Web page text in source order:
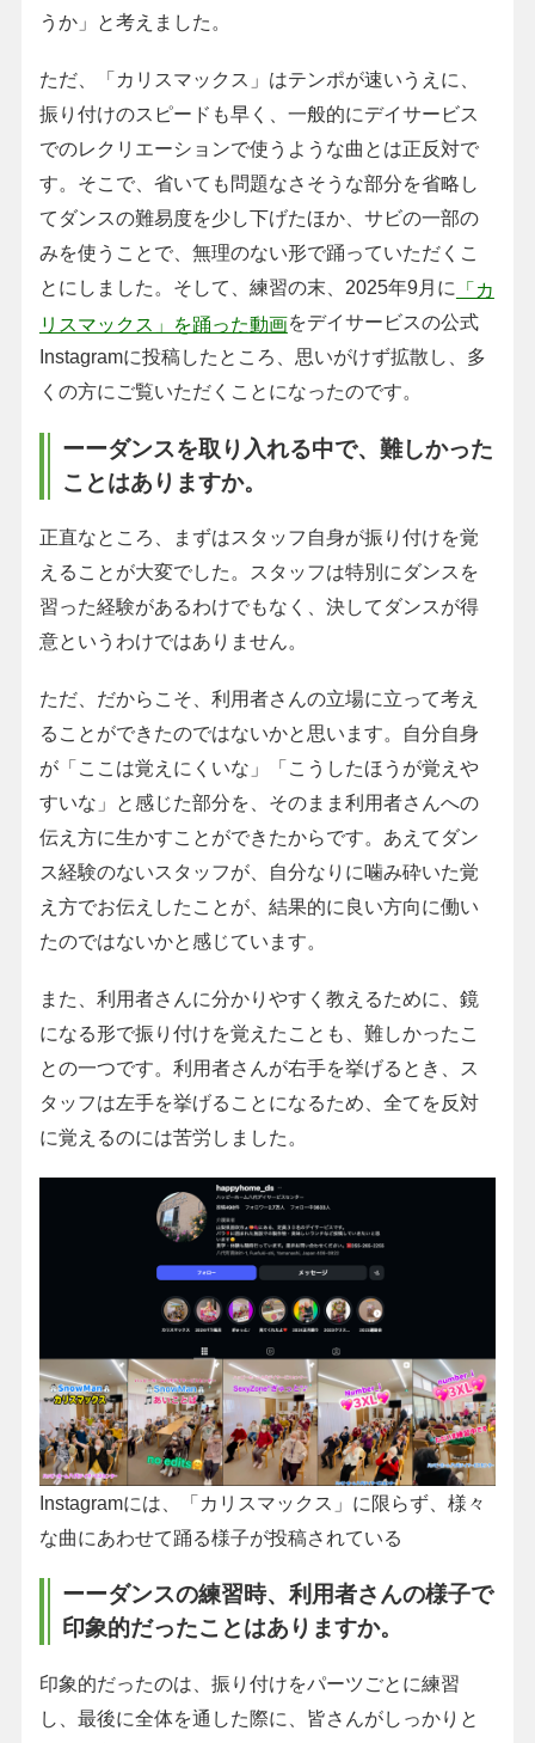
うか」と考えました。
ただ、「カリスマックス」はテンポが速いうえに、
振り付けのスピードも早く、一般的にデイサービス
でのレクリエーションで使うような曲とは正反対で
す。そこで、省いても問題なさそうな部分を省略し
てダンスの難易度を少し下げたほか、サビの一部の
みを使うことで、無理のない形で踊っていただくこ
とにしました。そして、練習の末、2025年9月に
「カ
リスマックス」を踊った動画をデイサービスの公式
Instagramに投稿したところ、思いがけず拡散し、多
くの方にご覧いただくことになったのです。
ーーダンスを取り入れる中で、難しかった
ことはありますか。
正直なところ、まずはスタッフ自身が振り付けを覚
えることが大変でした。スタッフは特別にダンスを
習った経験があるわけでもなく、決してダンスが得
意というわけではありません。
ただ、だからこそ、利用者さんの立場に立って考え
ることができたのではないかと思います。自分自身
が「ここは覚えにくいな」「こうしたほうが覚えや
すいな」と感じた部分を、そのまま利用者さんへの
伝え方に生かすことができたからです。あえてダン
ス経験のないスタッフが、自分なりに噛み砕いた覚
え方でお伝えしたことが、結果的に良い方向に働い
たのではないかと感じています。
また、利用者さんに分かりやすく教えるために、鏡
になる形で振り付けを覚えたことも、難しかったこ
との一つです。利用者さんが右手を挙げるとき、ス
タッフは左手を挙げることになるため、全てを反対
に覚えるのには苦労しました。
Instagramには、「カリスマックス」に限らず、様々
な曲にあわせて踊る様子が投稿されている
ーーダンスの練習時、利用者さんの様子で
印象的だったことはありますか。
印象的だったのは、振り付けをパーツごとに練習
し、最後に全体を通した際に、皆さんがしっかりと